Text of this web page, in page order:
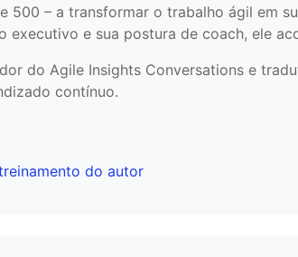
500 – a transformar o trabalho ágil em
executivo e sua postura de coach, ele
do Agile Insights Conversations e
contínuo.
do autor